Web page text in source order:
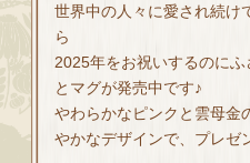
世界中の人々に愛され続け
ら
2025年をお祝いするのに
とマグが発売中です♪
やわらかなピンクと雲母金
やかなデザインで、プレゼ